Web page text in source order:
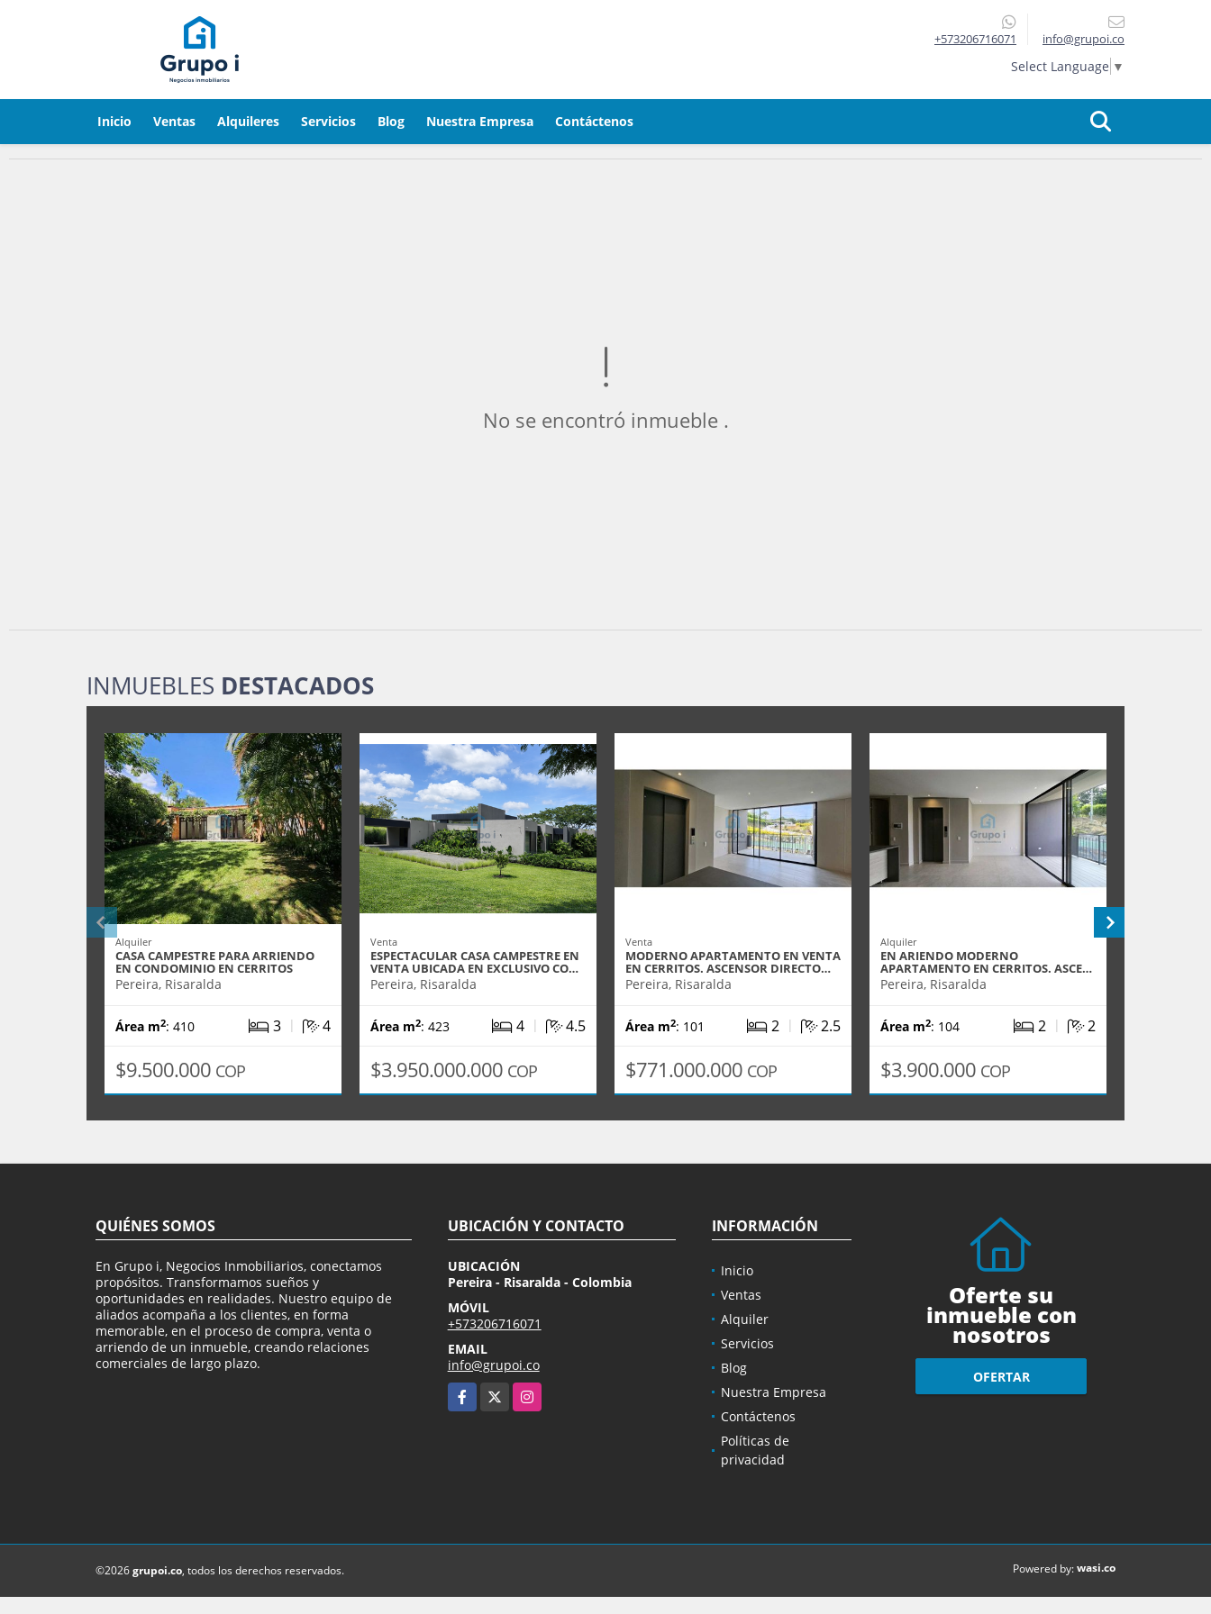
+573206716071 info@grupoi.co
Select Language ▼
Inicio Ventas Alquileres Servicios Blog Nuestra Empresa Contáctenos
No se encontró inmueble .
INMUEBLES DESTACADOS
Alquiler
CASA CAMPESTRE PARA ARRIENDO
EN CONDOMINIO EN CERRITOS
Pereira, Risaralda
Área m2: 410 3 | 4
$9.500.000 COP
Venta
ESPECTACULAR CASA CAMPESTRE EN
VENTA UBICADA EN EXCLUSIVO CO…
Pereira, Risaralda
Área m2: 423 4 | 4.5
$3.950.000.000 COP
Venta
MODERNO APARTAMENTO EN VENTA
EN CERRITOS. ASCENSOR DIRECTO…
Pereira, Risaralda
Área m2: 101 2 | 2.5
$771.000.000 COP
Alquiler
EN ARIENDO MODERNO
APARTAMENTO EN CERRITOS. ASCE…
Pereira, Risaralda
Área m2: 104 2 | 2
$3.900.000 COP
QUIÉNES SOMOS
En Grupo i, Negocios Inmobiliarios, conectamos
propósitos. Transformamos sueños y
oportunidades en realidades. Nuestro equipo de
aliados acompaña a los clientes, en forma
memorable, en el proceso de compra, venta o
arriendo de un inmueble, creando relaciones
comerciales de largo plazo.
UBICACIÓN Y CONTACTO
UBICACIÓN
Pereira - Risaralda - Colombia
MÓVIL
+573206716071
EMAIL
info@grupoi.co
Facebook
Instagram
INFORMACIÓN
Inicio
Ventas
Alquiler
Servicios
Blog
Nuestra Empresa
Contáctenos
Políticas de
privacidad
Oferte su
inmueble con
nosotros
OFERTAR
©2026grupoi.co, todos los derechos reservados. Powered by:wasi.co